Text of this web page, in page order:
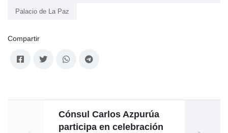
Palacio de La Paz
Compartir
Cónsul Carlos Azpurúa
participa en celebración